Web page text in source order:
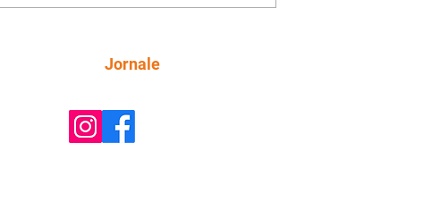
comentam sobre a possível jazida de
tungstênio na região. Virgínia provoca
Jornale